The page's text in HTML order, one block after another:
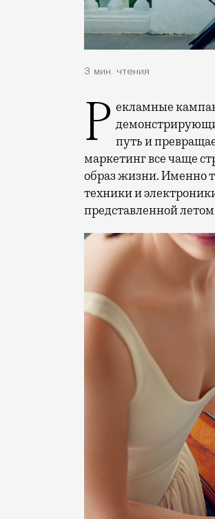
3 мин. чтения
Рекламные кампании техники редко выходят за рамки привычных съемок, путь и
маркетинг все чаще
образ жизни. Именно
техники и
представленной летом